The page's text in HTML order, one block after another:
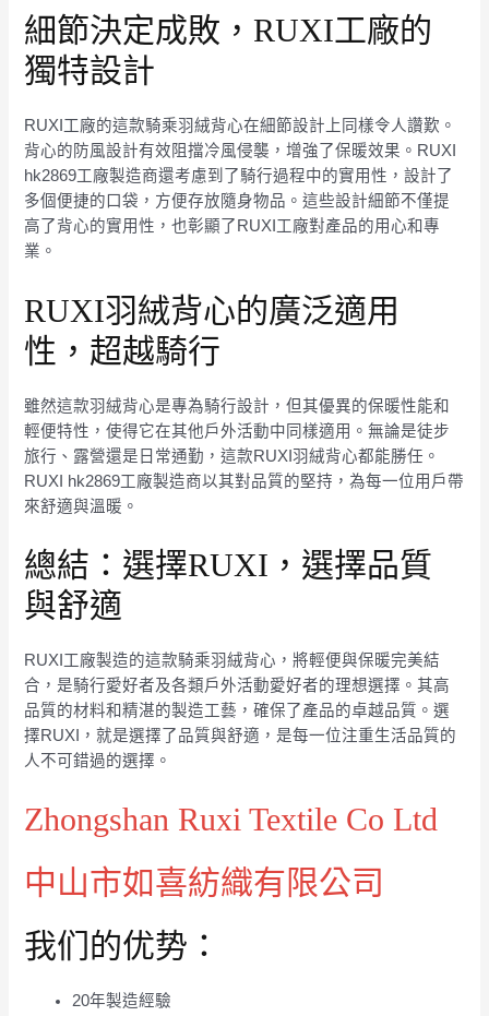
細節決定成敗，RUXI工廠的
獨特設計
RUXI工廠的這款騎乘羽絨背心在細節設計上同樣令人讚歎。
背心的防風設計有效阻擋冷風侵襲，增強了保暖效果。RUXI
hk2869工廠製造商還考慮到了騎行過程中的實用性，設計了
多個便捷的口袋，方便存放隨身物品。這些設計細節不僅提
高了背心的實用性，也彰顯了RUXI工廠對產品的用心和專
業。
RUXI羽絨背心的廣泛適用
性，超越騎行
雖然這款羽絨背心是專為騎行設計，但其優異的保暖性能和
輕便特性，使得它在其他戶外活動中同樣適用。無論是徒步
旅行、露營還是日常通勤，這款RUXI羽絨背心都能勝任。
RUXI hk2869工廠製造商以其對品質的堅持，為每一位用戶帶
來舒適與溫暖。
總結：選擇RUXI，選擇品質
與舒適
RUXI工廠製造的這款騎乘羽絨背心，將輕便與保暖完美結
合，是騎行愛好者及各類戶外活動愛好者的理想選擇。其高
品質的材料和精湛的製造工藝，確保了產品的卓越品質。選
擇RUXI，就是選擇了品質與舒適，是每一位注重生活品質的
人不可錯過的選擇。
Zhongshan Ruxi Textile Co Ltd
中山市如喜紡織有限公司
我们的优势：
20年製造經驗